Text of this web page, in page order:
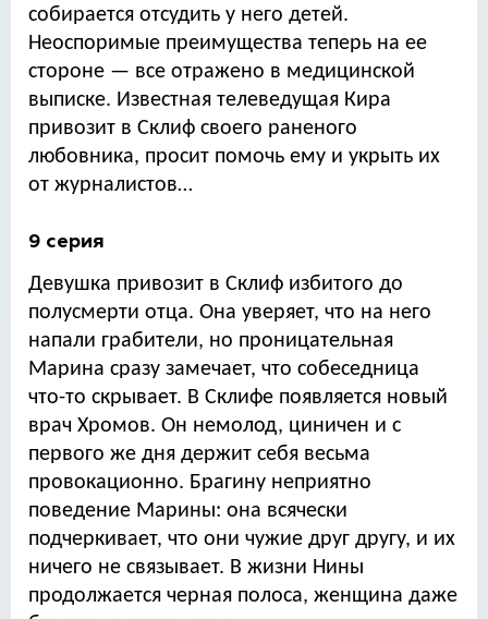
собирается отсудить у него детей.
Неоспоримые преимущества теперь на ее
стороне — все отражено в медицинской
выписке. Известная телеведущая Кира
привозит в Склиф своего раненого
любовника, просит помочь ему и укрыть их
от журналистов…
9 серия
Девушка привозит в Склиф избитого до
полусмерти отца. Она уверяет, что на него
напали грабители, но проницательная
Марина сразу замечает, что собеседница
что-то скрывает. В Склифе появляется новый
врач Хромов. Он немолод, циничен и с
первого же дня держит себя весьма
провокационно. Брагину неприятно
поведение Марины: она всячески
подчеркивает, что они чужие друг другу, и их
ничего не связывает. В жизни Нины
продолжается черная полоса, женщина даже